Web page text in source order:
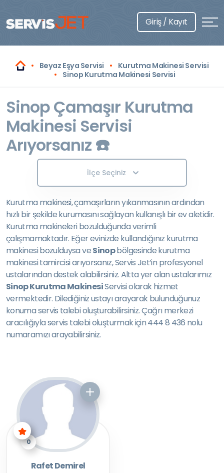
Giriş / Kayıt
Beyaz Eşya Servisi
Kurutma Makinesi Servisi
Sinop Kurutma Makinesi Servisi
Sinop Çamaşır Kurutma
Makinesi Servisi
Arıyorsanız ☎️
İlçe Seçiniz
Kurutma makinesi, çamaşırların yıkanmasının ardından
hızlı bir şekilde kurumasını sağlayan kullanışlı bir ev aletidir.
Kurutma makineleri bozulduğunda verimli
çalışmamaktadır. Eğer evinizde kullandığınız kurutma
makinesi bozulduysa veSinopbölgesinde kurutma
makinesi tamircisi arıyorsanız, Servis Jet’in profesyonel
ustalarından destek alabilirsiniz. Altta yer alan ustalarımız
Sinop Kurutma MakinesiServisi olarak hizmet
vermektedir. Dilediğiniz ustayı arayarak bulunduğunuz
konuma servis talebi oluşturabilirsiniz. Çağrı merkezi
aracılığıyla servis talebi oluşturmak için 444 8 436 nolu
numaramızı arayabilirsiniz.
0
Rafet Demirel